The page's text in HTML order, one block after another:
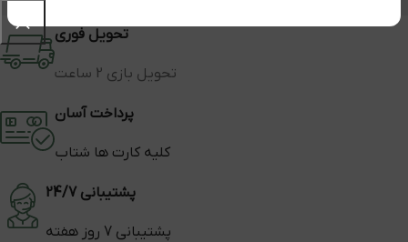
تحویل فوری
تحویل بازی 2 ساعت
پرداخت آسان
کلیه کارت ها شتاب
پشتیبانی 24/7
پشتیبانی 7 روز هفته